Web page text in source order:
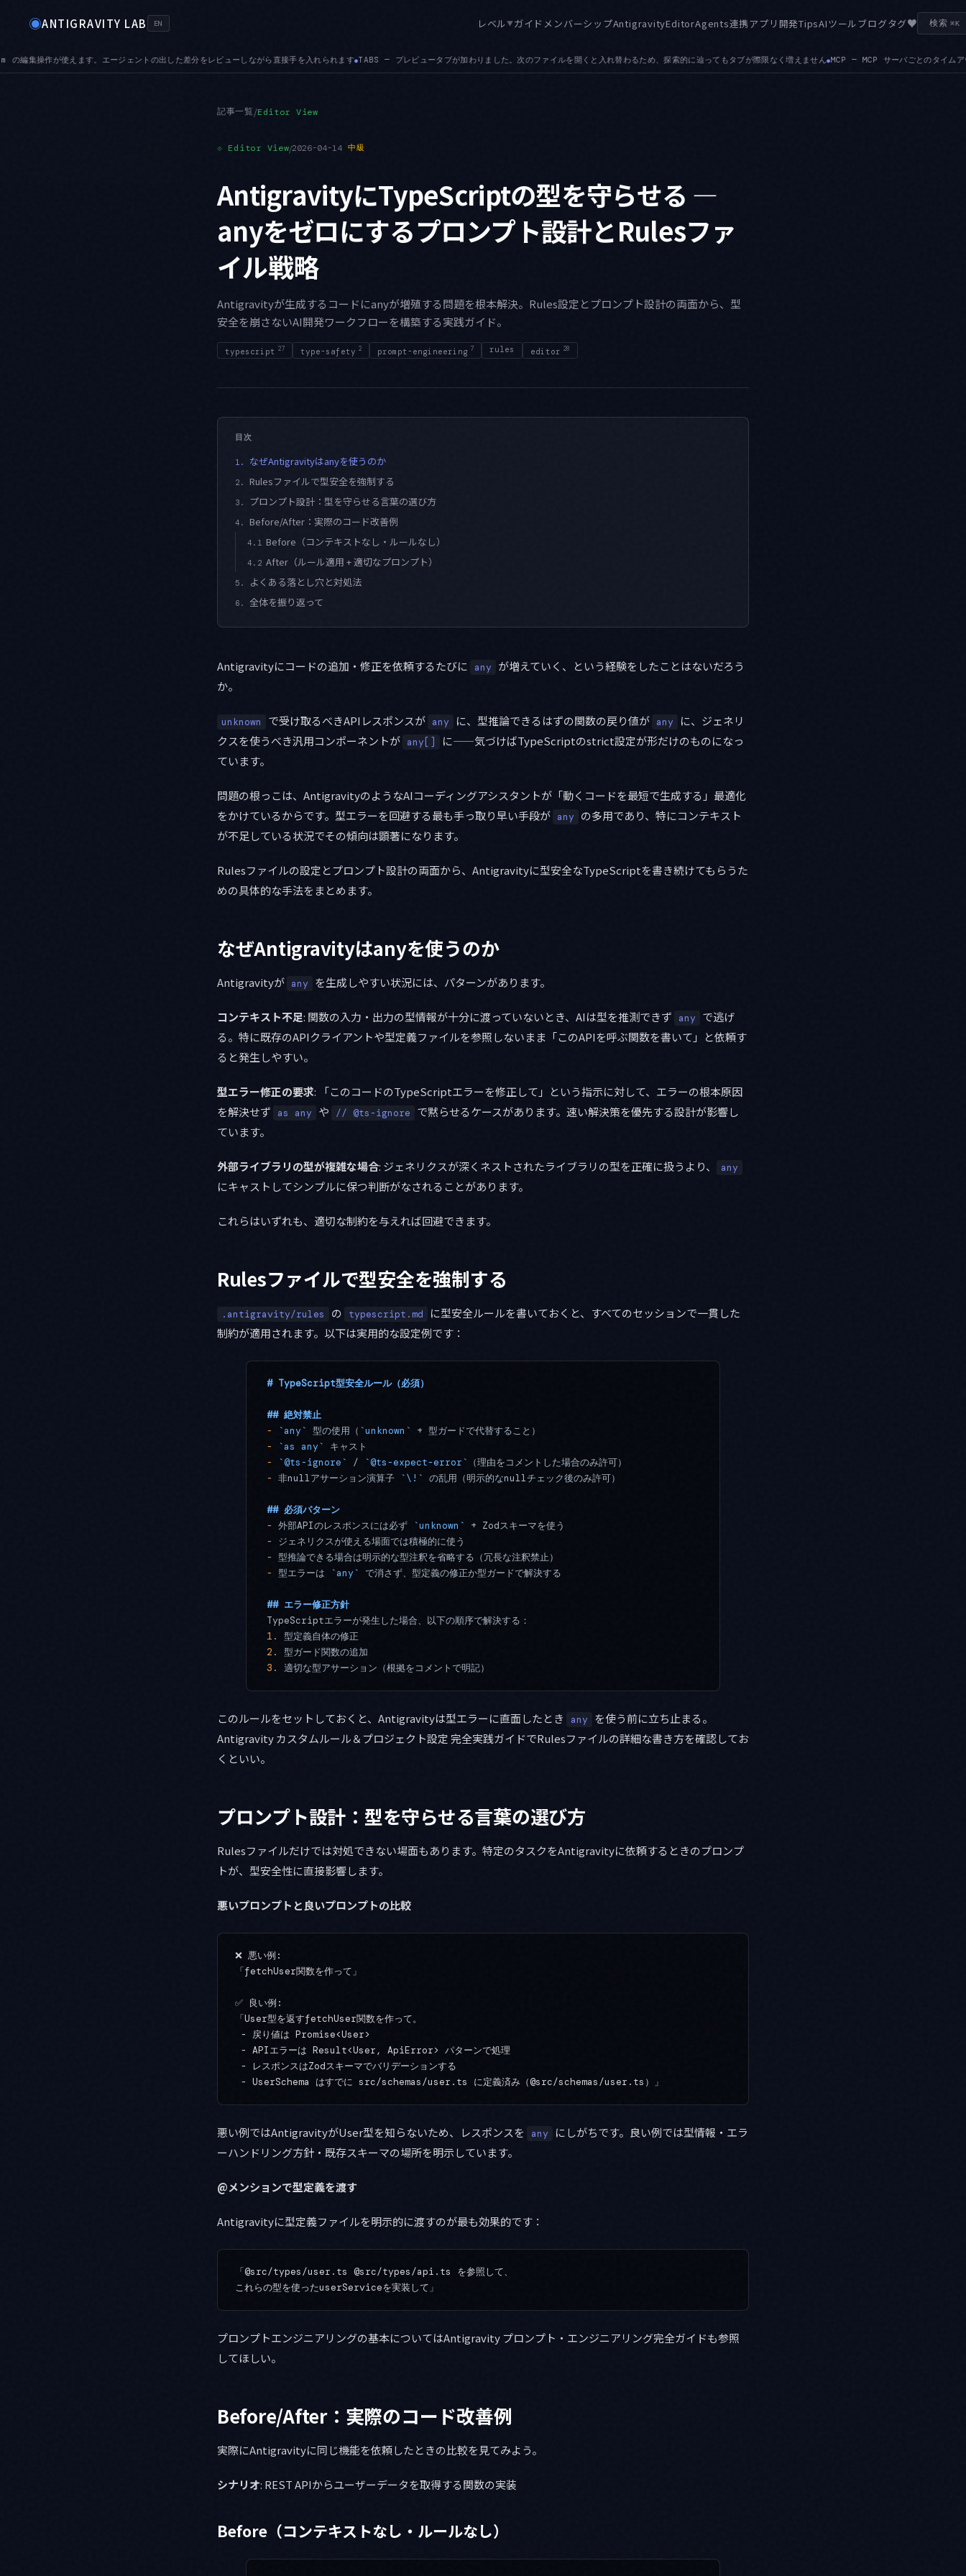
◉ANTIGRAVITY LAB EN レベル▼ガイド メンバーシップAntigravityEditorAgents連携アプリ開発TipsAIツールブログタグ♥ 検索 ⌘K
ビューしながら直接手を入れられます ●TABS — プレビュータブが加わりました。次のファイルを開くと入れ替わるため、探索的に辿ってもタブが際限なく増えません ●MCP — MCP サーバごとのタイムアウトを設定できるようになりました。応答の遅いサー
記事一覧/Editor View
⟐ Editor View/2026-04-14 中級
AntigravityにTypeScriptの型を守らせる —
anyをゼロにするプロンプト設計とRulesファ
イル戦略
Antigravityが生成するコードにanyが増殖する問題を根本解決。Rules設定とプロンプト設計の両面から、型
安全を崩さないAI開発ワークフローを構築する実践ガイド。
typescript 27 type-safety 2 prompt-engineering 7 rules editor 28
目次
1. なぜAntigravityはanyを使うのか
2. Rulesファイルで型安全を強制する
3. プロンプト設計：型を守らせる言葉の選び方
4. Before/After：実際のコード改善例
4.1 Before（コンテキストなし・ルールなし）
4.2 After（ルール適用 + 適切なプロンプト）
5. よくある落とし穴と対処法
6. 全体を振り返って
Antigravityにコードの追加・修正を依頼するたびに any
が増えていく、という経験をしたことはないだろう
か。
unknown で受け取るべきAPIレスポンスが any に、型推論できるはずの関数の戻り値が any
に、ジェネリ
クスを使うべき汎用コンポーネントが any[]
に——気づけばTypeScriptのstrict設定が形だけのものになっ
ています。
問題の根っこは、AntigravityのようなAIコーディングアシスタントが「動くコードを最短で生成する」最適化
をかけているからです。型エラーを回避する最も手っ取り早い手段が any
の多用であり、特にコンテキスト
が不足している状況でその傾向は顕著になります。
Rulesファイルの設定とプロンプト設計の両面から、Antigravityに型安全なTypeScriptを書き続けてもらうた
めの具体的な手法をまとめます。
なぜAntigravityはanyを使うのか
Antigravityが any を生成しやすい状況には、パターンがあります。
コンテキスト不足: 関数の入力・出力の型情報が十分に渡っていないとき、AIは型を推測できず any
で逃げ
る。特に既存のAPIクライアントや型定義ファイルを参照しないまま「このAPIを呼ぶ関数を書いて」と依頼す
ると発生しやすい。
型エラー修正の要求: 「このコードのTypeScriptエラーを修正して」という指示に対して、エラーの根本原因
を解決せず
as any や // @ts-ignore
で黙らせるケースがあります。速い解決策を優先する設計が影響し
ています。
外部ライブラリの型が複雑な場合: ジェネリクスが深くネストされたライブラリの型を正確に扱うより、 any
にキャストしてシンプルに保つ判断がなされることがあります。
これらはいずれも、適切な制約を与えれば回避できます。
Rulesファイルで型安全を強制する
.antigravity/rules の typescript.md
に型安全ルールを書いておくと、すべてのセッションで一貫した
制約が適用されます。以下は実用的な設定例です：
# TypeScript型安全ルール（必須）
## 絶対禁止
-
`any` 型の使用（ `unknown`
+ 型ガードで代替すること）
-
`as any`
キャスト
-
`@ts-ignore` / `@ts-expect-error` （理由をコメントした場合のみ許可）
- 非nullアサーション演算子 `\!` の乱用（明示的なnullチェック後のみ許可）
## 必須パターン
- 外部APIのレスポンスには必ず `unknown`
+ Zodスキーマを使う
-
ジェネリクスが使える場面では積極的に使う
- 型推論できる場合は明示的な型注釈を省略する（冗長な注釈禁止）
- 型エラーは `any` で消さず、型定義の修正か型ガードで解決する
## エラー修正方針
TypeScriptエラーが発生した場合、以下の順序で解決する：
1.
型定義自体の修正
2.
型ガード関数の追加
3.
適切な型アサーション（根拠をコメントで明記）
このルールをセットしておくと、Antigravityは型エラーに直面したとき any
を使う前に立ち止まる。
Antigravity カスタムルール＆プロジェクト設定 完全実践ガイドでRulesファイルの詳細な書き方を確認してお
くといい。
プロンプト設計：型を守らせる言葉の選び方
Rulesファイルだけでは対処できない場面もあります。特定のタスクをAntigravityに依頼するときのプロンプ
トが、型安全性に直接影響します。
悪いプロンプトと良いプロンプトの比較
❌ 悪い例:
「fetchUser関数を作って」
✅ 良い例:
「User型を返すfetchUser関数を作って。
- 戻り値は Promise<User>
- APIエラーは Result<User, ApiError> パターンで処理
- レスポンスはZodスキーマでバリデーションする
悪い例ではAntigravityがUser型を知らないため、レスポンスを any
にしがちです。良い例では型情報・エラ
ーハンドリング方針・既存スキーマの場所を明示しています。
@メンションで型定義を渡す
Antigravityに型定義ファイルを明示的に渡すのが最も効果的です：
「@src/types/user.ts @src/types/api.ts を参照して、
プロンプトエンジニアリングの基本についてはAntigravity プロンプト・エンジニアリング完全ガイドも参照
してほしい。
Before/After：実際のコード改善例
実際にAntigravityに同じ機能を依頼したときの比較を見てみよう。
シナリオ: REST APIからユーザーデータを取得する関数の実装
Before（コンテキストなし・ルールなし）